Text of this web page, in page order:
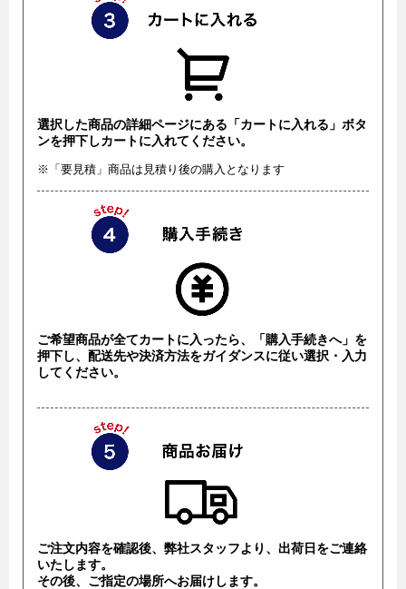
選択した商品の詳細ページにある「カートに入れる」ボタ
ンを押下しカートに入れてください。
※「要見積」商品は見積り後の購入となります
ご希望商品が全てカートに入ったら、「購入手続きへ」を
押下し、配送先や決済方法をガイダンスに従い選択・入力
してください。
ご注文内容を確認後、弊社スタッフより、出荷日をご連絡
いたします。
その後、ご指定の場所へお届けします。